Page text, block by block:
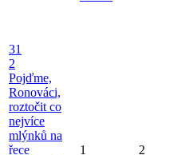
31
2
Pojďme,
Ronováci,
roztočit co
nejvíce
mlýnků na
řece
1 2